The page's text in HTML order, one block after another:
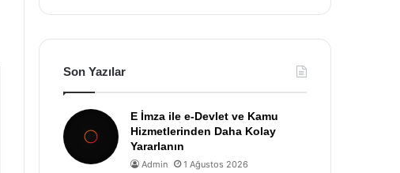
Son Yazılar
E İmza ile e-Devlet ve Kamu
Hizmetlerinden Daha Kolay
Yararlanın
Admin 1 Ağustos 2026